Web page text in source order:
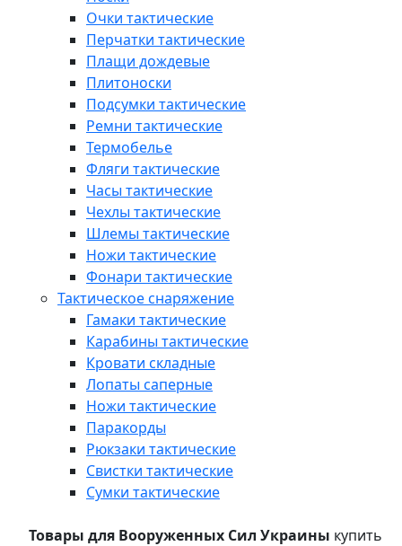
Очки тактические
Перчатки тактические
Плащи дождевые
Плитоноски
Подсумки тактические
Ремни тактические
Термобелье
Фляги тактические
Часы тактические
Чехлы тактические
Шлемы тактические
Ножи тактические
Фонари тактические
Тактическое снаряжение
Гамаки тактические
Карабины тактические
Кровати складные
Лопаты саперные
Ножи тактические
Паракорды
Рюкзаки тактические
Свистки тактические
Сумки тактические
Товары для Вооруженных Сил Украины купить